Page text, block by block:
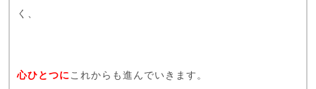
く、
心ひとつに これからも進んでいきます。